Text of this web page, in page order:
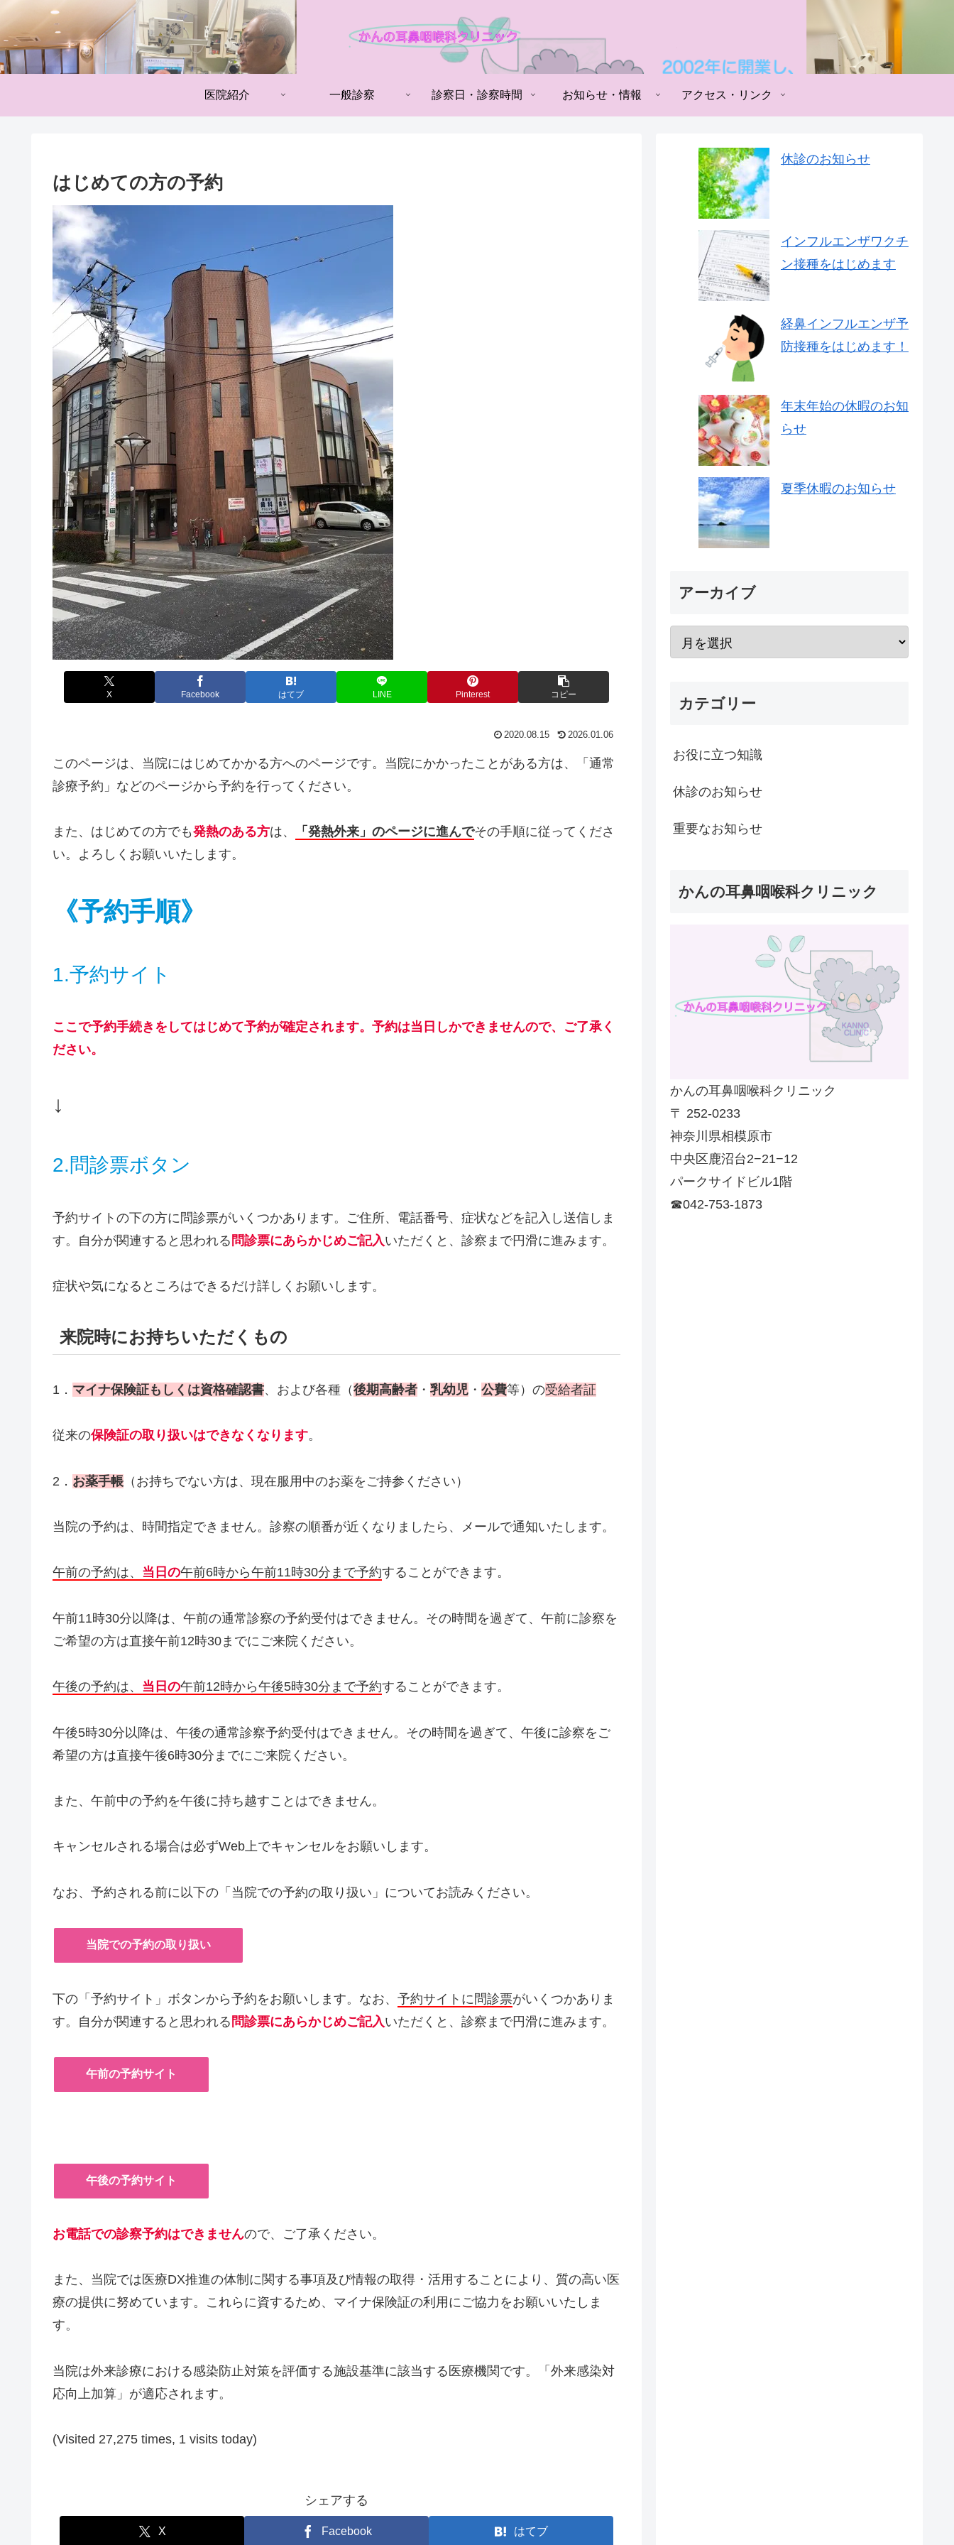
医院紹介 一般診察 診察日・診察時間 お知らせ・情報 アクセス・リンク
はじめての方の予約
X Facebook はてブ LINE Pinterest コピー
2020.08.15 2026.01.06
このページは、当院にはじめてかかる方へのページです。当院にかかったことがある方は、「通常
診療予約」などのページから予約を行ってください。
また、はじめての方でも発熱のある方は、 「発熱外来」のページに進んでその手順に従ってくださ
い。よろしくお願いいたします。
《予約手順》
1.予約サイト
ここで予約手続きをしてはじめて予約が確定されます。予約は当日しかできませんので、ご了承く
ださい。
↓
2.問診票ボタン
予約サイトの下の方に問診票がいくつかあります。ご住所、電話番号、症状などを記入し送信しま
す。自分が関連すると思われる 問診票にあらかじめご記入いただくと、診察まで円滑に進みます。
症状や気になるところはできるだけ詳しくお願いします。
来院時にお持ちいただくもの
1． マイナ保険証もしくは資格確認書、および各種（後期高齢者 ・ 乳幼児 ・ 公費等）の受給者証
従来の保険証の取り扱いはできなくなります。
2． お薬手帳 （お持ちでない方は、現在服用中のお薬をご持参ください）
当院の予約は、時間指定できません。診察の順番が近くなりましたら、メールで通知いたします。
午前の予約は、 当日の午前6時から午前11時30分まで予約することができます。
午前11時30分以降は、午前の通常診察の予約受付はできません。その時間を過ぎて、午前に診察を
ご希望の方は直接午前12時30までにご来院ください。
午後の予約は、 当日の午前12時から午後5時30分まで予約することができます。
午後5時30分以降は、午後の通常診察予約受付はできません。その時間を過ぎて、午後に診察をご
希望の方は直接午後6時30分までにご来院ください。
また、午前中の予約を午後に持ち越すことはできません。
キャンセルされる場合は必ずWeb上でキャンセルをお願いします。
なお、予約される前に以下の「当院での予約の取り扱い」についてお読みください。
当院での予約の取り扱い
下の「予約サイト」ボタンから予約をお願いします。なお、 予約サイトに問診票がいくつかありま
す。自分が関連すると思われる 問診票にあらかじめご記入いただくと、診察まで円滑に進みます。
午前の予約サイト
午後の予約サイト
お電話での診察予約はできませんので、ご了承ください。
また、当院では医療DX推進の体制に関する事項及び情報の取得・活用することにより、質の高い医
療の提供に努めています。これらに資するため、マイナ保険証の利用にご協力をお願いいたしま
す。
当院は外来診療における感染防止対策を評価する施設基準に該当する医療機関です。「外来感染対
応向上加算」が適応されます。
(Visited 27,275 times, 1 visits today)
シェアする
X Facebook はてブ
休診のお知らせ
インフルエンザワクチ
ン接種をはじめます
経鼻インフルエンザ予
防接種をはじめます！
年末年始の休暇のお知
らせ
夏季休暇のお知らせ
アーカイブ
カテゴリー
お役に立つ知識
休診のお知らせ
重要なお知らせ
かんの耳鼻咽喉科クリニック
かんの耳鼻咽喉科クリニック
〒 252-0233
神奈川県相模原市
中央区鹿沼台2−21−12
パークサイドビル1階
☎042-753-1873